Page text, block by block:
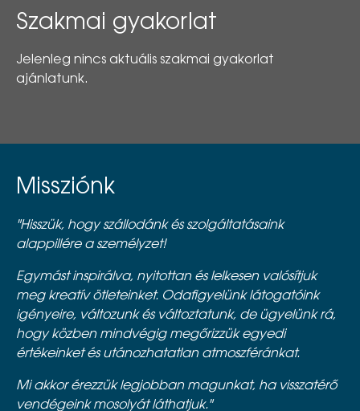
Szakmai gyakorlat
Jelenleg nincs aktuális szakmai gyakorlat
ajánlatunk.
Missziónk
"Hisszük, hogy szállodánk és szolgáltatásaink
alappillére a személyzet!
Egymást inspirálva, nyitottan és lelkesen valósítjuk
meg kreatív ötleteinket. Odafigyelünk látogatóink
igényeire, változunk és változtatunk, de ügyelünk rá,
hogy közben mindvégig megőrizzük egyedi
értékeinket és utánozhatatlan atmoszféránkat.
Mi akkor érezzük legjobban magunkat, ha visszatérő
vendégeink mosolyát láthatjuk."